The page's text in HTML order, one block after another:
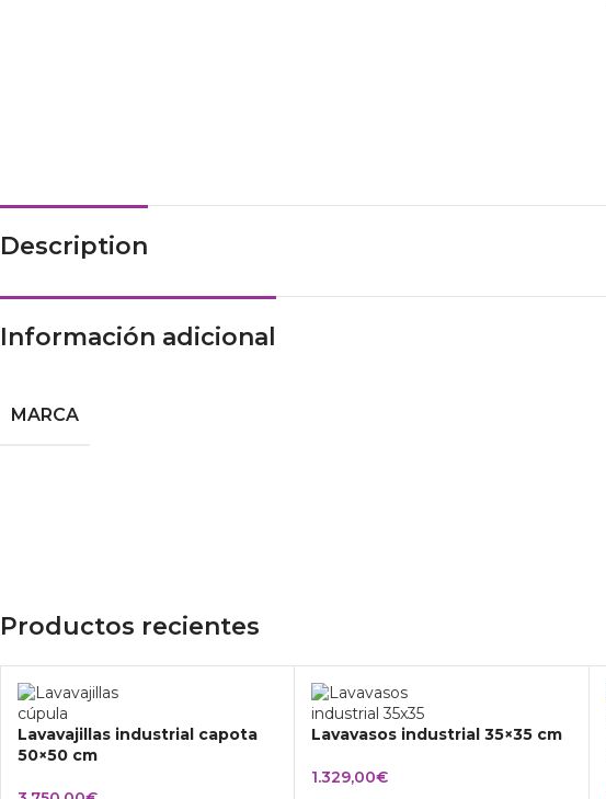
Description
Información adicional
MARCA
Productos recientes
Lavavajillas industrial capota
50×50 cm
Lavavasos industrial 35×35 cm
1.329,00€